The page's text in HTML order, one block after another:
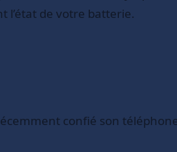
l’état de votre batterie.
confié son